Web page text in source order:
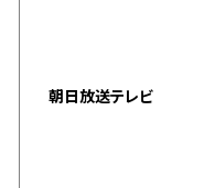
朝日放送テレビ